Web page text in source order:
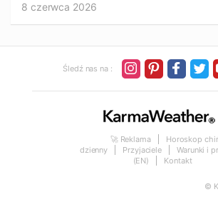
8 czerwca 2026
Śledź nas na :
🚀 Reklama
Horoskop
dzienny
Przyjaciele
Warunki i
(EN)
Kontakt
©